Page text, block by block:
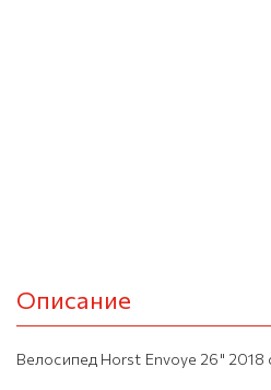
Описание
Велосипед Horst Envoye 26" 2018